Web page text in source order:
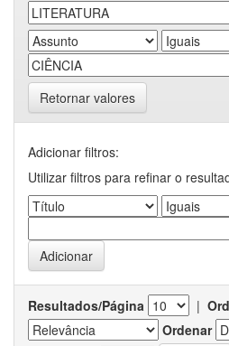
Retornar valores
Adicionar filtros:
Utilizar filtros para refinar o
Resultados/Página |
Ordenar